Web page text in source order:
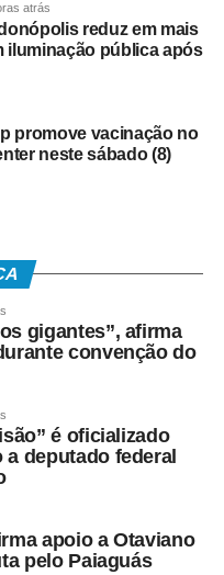
ressaltou o papel
durante o período de
tem sido voltada,
procurado mostrar
mais pontos positivos
Grosso possui uma
mas que ainda está
O grande desafio é
e a Reforma Tributária
para alcançar esse
de Turismo e
MT (Cetur), Jaime
que as mudanças
segmentos da cadeia
depende diretamente de
atrás
reduz em mais
iluminação pública após
promove vacinação no
neste sábado (8)
gigantes”, afirma
convenção do
é oficializado
deputado federal
apoio a Otaviano
pelo Paiaguás